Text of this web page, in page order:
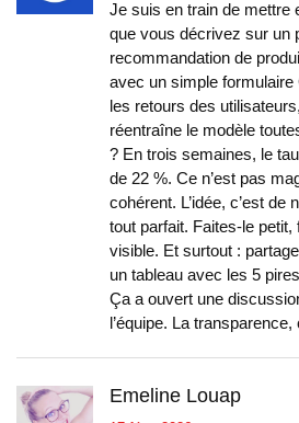
Je suis en train de mettre
que vous décrivez sur un
recommandation de
avec un simple
les retours des
réentraîne le modèle
? En trois semaines, le
de 22 %. Ce n’est pas
cohérent. L’idée, c’est de
tout parfait. Faites-le
visible. Et surtout :
un tableau avec les 5
Ça a ouvert une
l’équipe. La transparence,
Emeline Louap